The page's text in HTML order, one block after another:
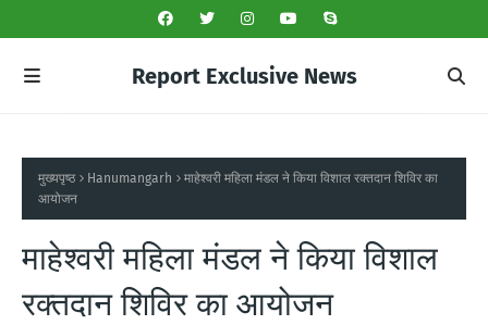
Report Exclusive News
मुख्यपृष्ठ Hanumangarh
माहेश्वरी महिला मंडल ने किया विशाल रक्तदान शिविर का
आयोजन
माहेश्वरी महिला मंडल ने किया विशाल
रक्तदान शिविर का आयोजन